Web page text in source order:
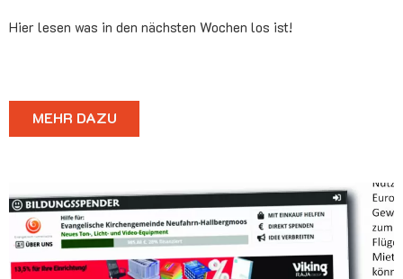
Hier lesen was in den nächsten Wochen los ist!
MEHR DAZU